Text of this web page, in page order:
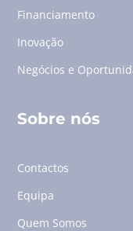
Financiamento
Inovação
Negócios e
Sobre nós
Contactos
Equipa
Quem Somos